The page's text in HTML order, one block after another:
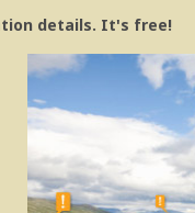
details. It's free!